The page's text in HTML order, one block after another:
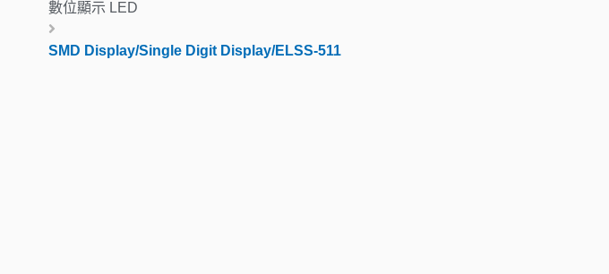
數位顯示 LED
SMD Display/Single Digit Display/ELSS-511